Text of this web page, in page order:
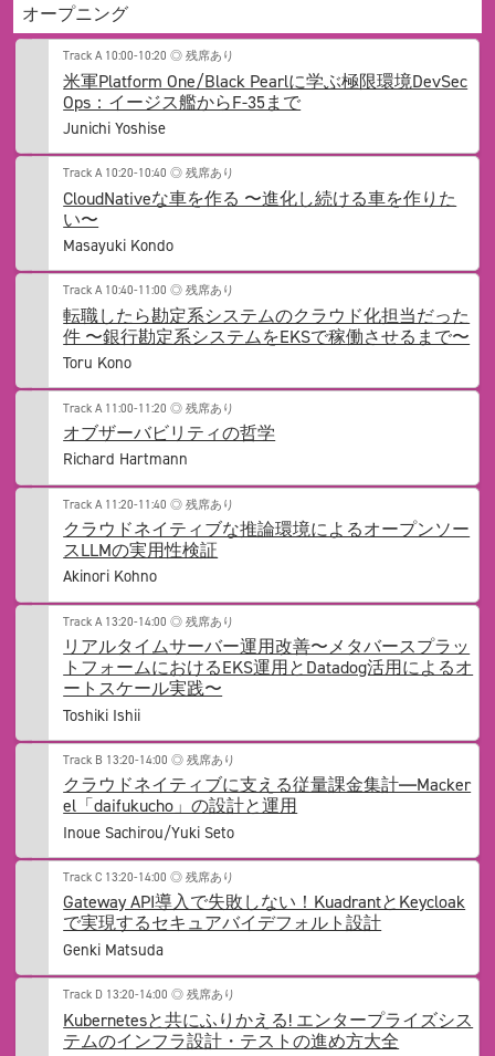
オープニング
Track A 10:00-10:20◎ 残席あり
米軍Platform One/Black Pearlに学ぶ極限環境DevSec
Ops：イージス艦からF-35まで
Junichi Yoshise
Track A 10:20-10:40◎ 残席あり
CloudNativeな車を作る 〜進化し続ける車を作りた
い〜
Masayuki Kondo
Track A 10:40-11:00◎ 残席あり
転職したら勘定系システムのクラウド化担当だった
件 〜銀行勘定系システムをEKSで稼働させるまで〜
Toru Kono
Track A 11:00-11:20◎ 残席あり
オブザーバビリティの哲学
Richard Hartmann
Track A 11:20-11:40◎ 残席あり
クラウドネイティブな推論環境によるオープンソー
スLLMの実用性検証
Akinori Kohno
Track A 13:20-14:00◎ 残席あり
リアルタイムサーバー運用改善〜メタバースプラッ
トフォームにおけるEKS運用とDatadog活用によるオ
ートスケール実践〜
Toshiki Ishii
Track B 13:20-14:00◎ 残席あり
クラウドネイティブに支える従量課金集計―Macker
el「daifukucho」の設計と運用
Inoue Sachirou/Yuki Seto
Track C 13:20-14:00◎ 残席あり
Gateway API導入で失敗しない！KuadrantとKeycloak
で実現するセキュアバイデフォルト設計
Genki Matsuda
Track D 13:20-14:00◎ 残席あり
Kubernetesと共にふりかえる! エンタープライズシス
テムのインフラ設計・テストの進め方大全